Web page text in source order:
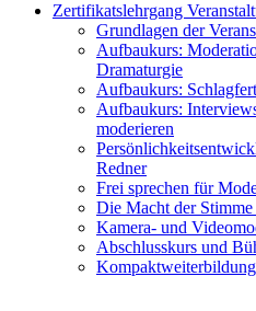
Zertifikatslehrgang
Grundlagen der
Aufbaukurs:
Dramaturgie
Aufbaukurs:
Aufbaukurs:
moderieren
Redner
Frei sprechen für
Die Macht der Stimme
Kamera- und
Abschlusskurs und